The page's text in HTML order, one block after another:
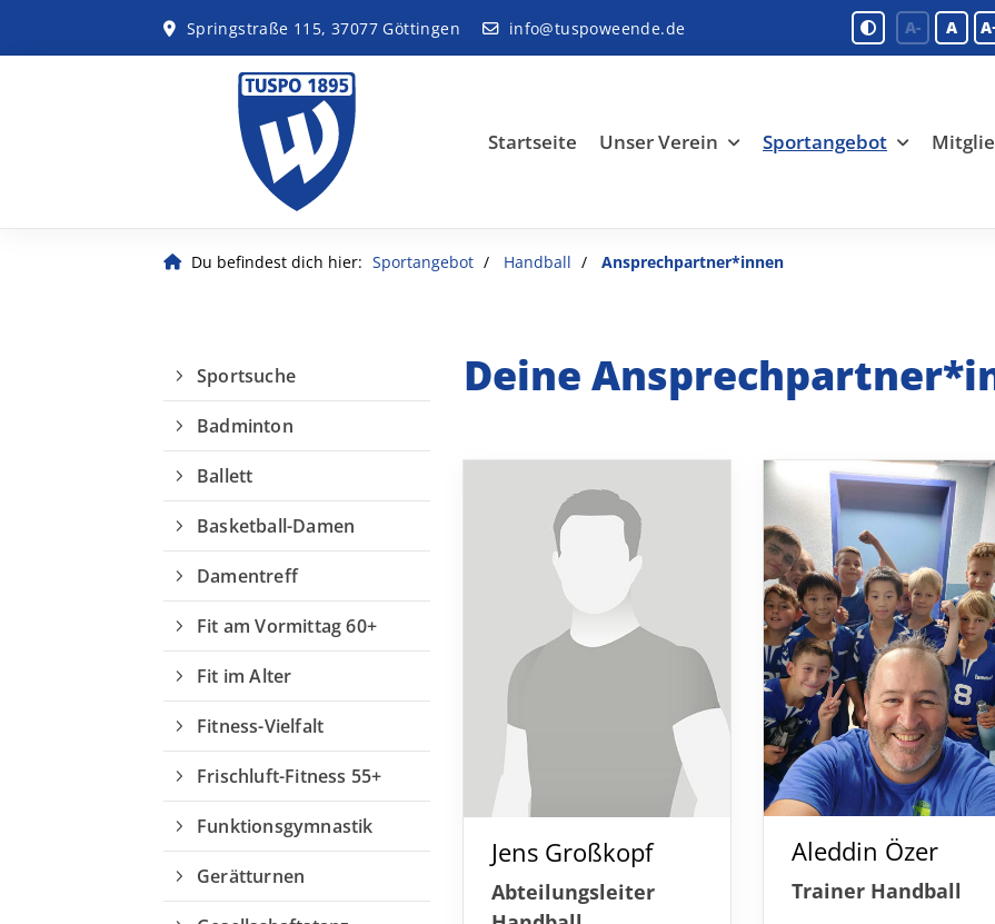
Springstraße 115, 37077 Göttingen info@tuspoweende.de A- A
Startseite Unser Verein Sportangebot
Du befindest dich hier: Sportangebot Handball Ansprechpartner*innen
Deine
Jens Großkopf
Abteilungsleiter
Aleddin Özer
Trainer Handball
Sportsuche
Badminton
Ballett
Basketball-Damen
Damentreff
Fit am Vormittag 60+
Fit im Alter
Fitness-Vielfalt
Frischluft-Fitness 55+
Funktionsgymnastik
Gerätturnen
Geschäftsstelle
Turn- und Sportverein von 1895
e.V. Weende
Springstraße 115
37077 Göttingen
05594 93 133
Sportangebote finden
Unser Sportangebot
Sportsuche
Kultur und Events